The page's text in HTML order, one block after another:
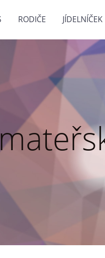
RODIČE JÍDELNÍČEK